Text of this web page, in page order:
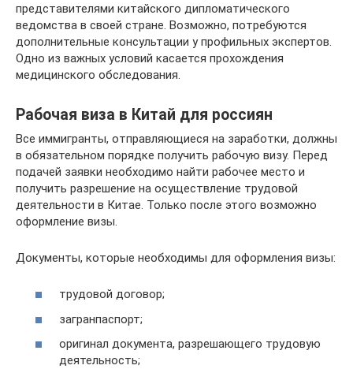
представителями китайского дипломатического
ведомства в своей стране. Возможно, потребуются
дополнительные консультации у профильных экспертов.
Одно из важных условий касается прохождения
медицинского обследования.
Рабочая виза в Китай для россиян
Все иммигранты, отправляющиеся на заработки, должны
в обязательном порядке получить рабочую визу. Перед
подачей заявки необходимо найти рабочее место и
получить разрешение на осуществление трудовой
деятельности в Китае. Только после этого возможно
оформление визы.
Документы, которые необходимы для оформления визы:
трудовой договор;
загранпаспорт;
оригинал документа, разрешающего трудовую
деятельность;